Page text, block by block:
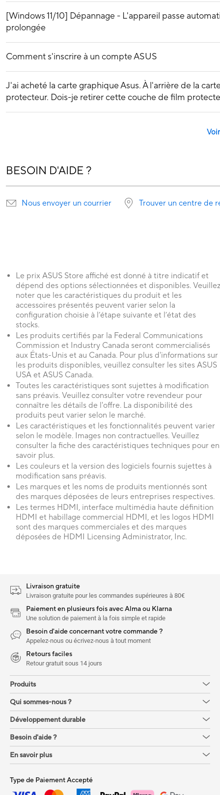
BESOIN D'AIDE ?
Nous envoyer un courrier Trouver un centre de
[Windows 11/10] Dépannage - L'appareil passe
prolongée
Comment s'inscrire à un compte ASUS
J'ai acheté la carte graphique Asus. À l'arrière de la
protecteur. Dois-je retirer cette couche de film
Le prix ASUS Store affiché est donné à titre indicatif et
dépend des options sélectionnées et disponibles. Veuillez
noter que les caractéristiques du produit et les
accessoires présentés peuvent varier selon la
configuration choisie à l’étape suivante et l’état des
stocks.
Les produits certifiés par la Federal Communications
Commission et Industry Canada seront commercialisés
aux États-Unis et au Canada. Pour plus d'informations sur
les produits disponibles, veuillez consulter les sites ASUS
USA et ASUS Canada.
Toutes les caractéristiques sont sujettes à modification
sans préavis. Veuillez consulter votre revendeur pour
connaître les détails de l'offre. La disponibilité des
produits peut varier selon le marché.
Les caractéristiques et les fonctionnalités peuvent varier
selon le modèle. Images non contractuelles. Veuillez
consulter la fiche des caractéristiques techniques pour en
savoir plus.
Les couleurs et la version des logiciels fournis sujettes à
modification sans préavis.
Les marques et les noms de produits mentionnés sont
des marques déposées de leurs entreprises respectives.
Les termes HDMI, interface multimédia haute définition
HDMI et habillage commercial HDMI, et les logos HDMI
sont des marques commerciales et des marques
déposées de HDMI Licensing Administrator, Inc.
Livraison gratuite
Livraison gratuite pour les commandes supérieures à 80€
Paiement en plusieurs fois avec Alma ou Klarna
Une solution de paiement à la fois simple et rapide
Besoin d'aide concernant votre commande ?
Appelez-nous ou écrivez-nous à tout moment
Retours faciles
Retour gratuit sous 14 jours
Produits
Qui sommes-nous ?
Développement durable
Besoin d'aide ?
En savoir plus
Type de Paiement Accepté